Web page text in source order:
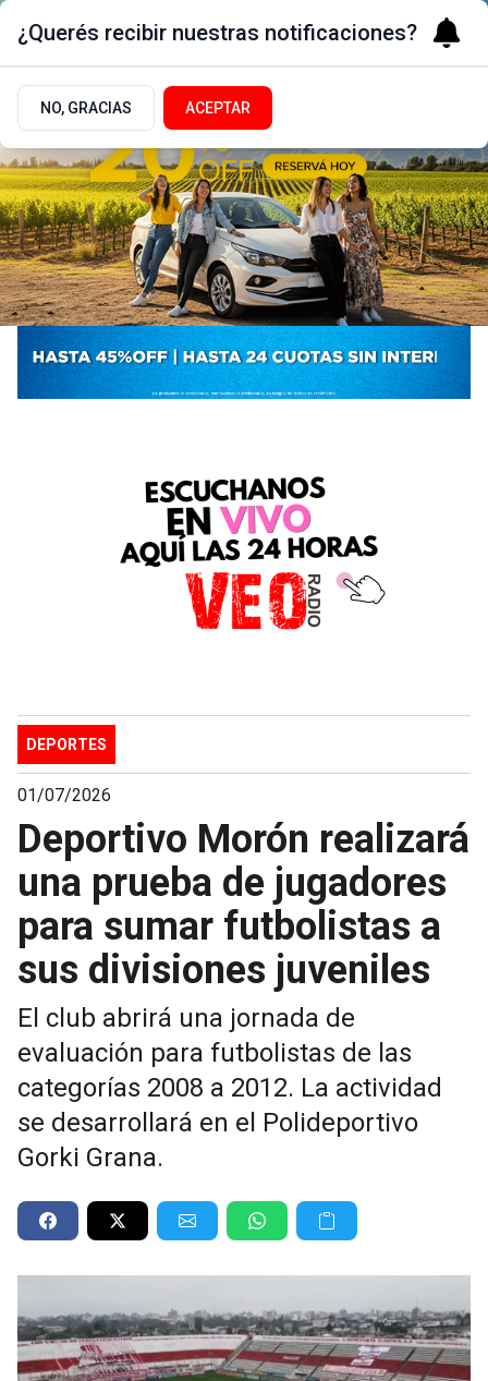
DEPORTES
01/07/2026
Deportivo Morón realizará
una prueba de jugadores
para sumar futbolistas a
sus divisiones juveniles
El club abrirá una jornada de
evaluación para futbolistas de las
categorías 2008 a 2012. La actividad
se desarrollará en el Polideportivo
Gorki Grana.
¿Querés recibir nuestras notificaciones?
NO, GRACIAS ACEPTAR